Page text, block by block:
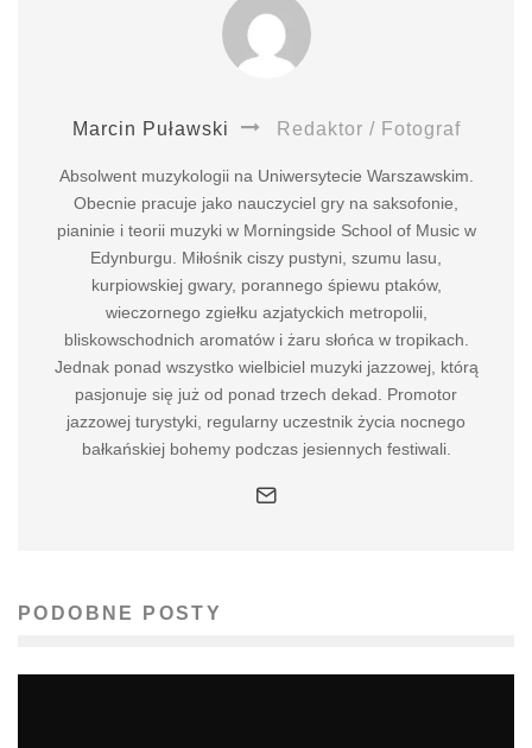
Marcin Puławski Redaktor / Fotograf
Absolwent muzykologii na Uniwersytecie Warszawskim.
Obecnie pracuje jako nauczyciel gry na saksofonie,
pianinie i teorii muzyki w Morningside School of Music w
Edynburgu. Miłośnik ciszy pustyni, szumu lasu,
kurpiowskiej gwary, porannego śpiewu ptaków,
wieczornego zgiełku azjatyckich metropolii,
bliskowschodnich aromatów i żaru słońca w tropikach.
Jednak ponad wszystko wielbiciel muzyki jazzowej, którą
pasjonuje się już od ponad trzech dekad. Promotor
jazzowej turystyki, regularny uczestnik życia nocnego
bałkańskiej bohemy podczas jesiennych festiwali.
PODOBNE POSTY